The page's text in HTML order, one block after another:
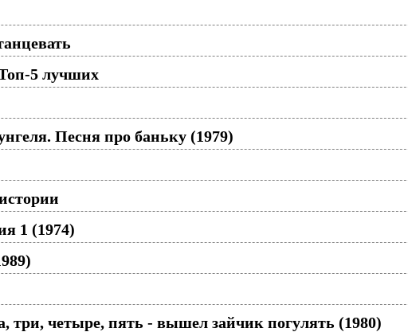
5 лучших
Песня про баньку (1979)
1 (1974)
три, четыре, пять - вышел зайчик погулять (1980)